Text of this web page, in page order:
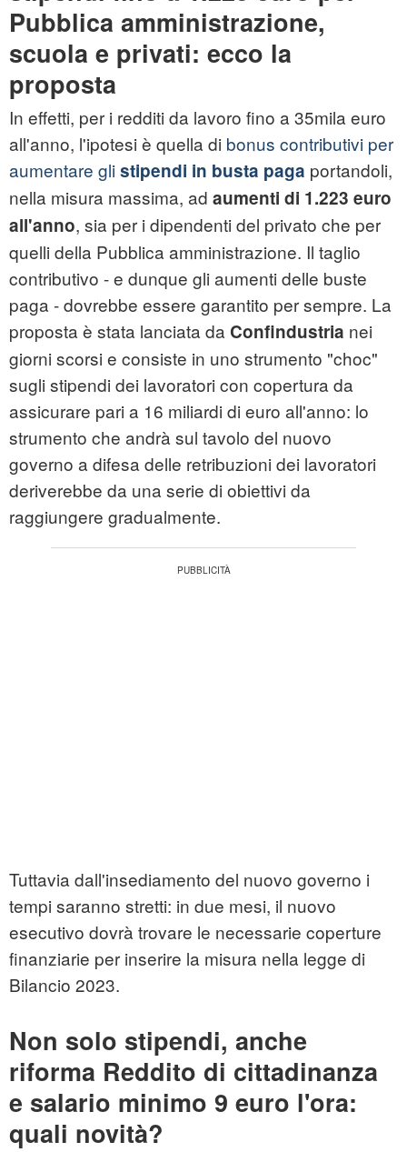
Pubblica amministrazione,
scuola e privati: ecco la
proposta
In effetti, per i redditi da lavoro fino a 35mila euro
all'anno, l'ipotesi è quella di bonus contributivi per
aumentare glistipendi in busta paga portandoli,
nella misura massima, ad aumenti di 1.223 euro
all'anno, sia per i dipendenti del privato che per
quelli della Pubblica amministrazione. Il taglio
contributivo - e dunque gli aumenti delle buste
paga - dovrebbe essere garantito per sempre. La
proposta è stata lanciata da Confindustria nei
giorni scorsi e consiste in uno strumento "choc"
sugli stipendi dei lavoratori con copertura da
assicurare pari a 16 miliardi di euro all'anno: lo
strumento che andrà sul tavolo del nuovo
governo a difesa delle retribuzioni dei lavoratori
deriverebbe da una serie di obiettivi da
raggiungere gradualmente.
Tuttavia dall'insediamento del nuovo governo i
tempi saranno stretti: in due mesi, il nuovo
esecutivo dovrà trovare le necessarie coperture
finanziarie per inserire la misura nella legge di
Bilancio 2023.
Non solo stipendi, anche
riforma Reddito di cittadinanza
e salario minimo 9 euro l'ora:
quali novità?